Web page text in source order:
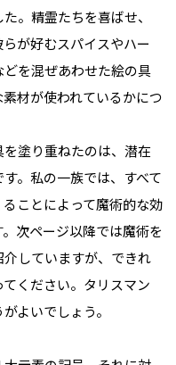
。精霊たちを喜ばせ、
が好むスパイスやハー
を混ぜあわせた絵の具
材が使われているかにつ
塗り重ねたのは、潜在
。私の一族では、すべて
ことによって魔術的な効
次ページ以降では魔術を
していますが、できれ
ください。タリスマン
よいでしょう。